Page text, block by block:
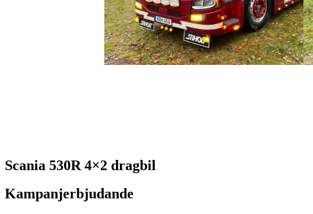
Scania 530R 4×2 dragbil
Kampanjerbjudande